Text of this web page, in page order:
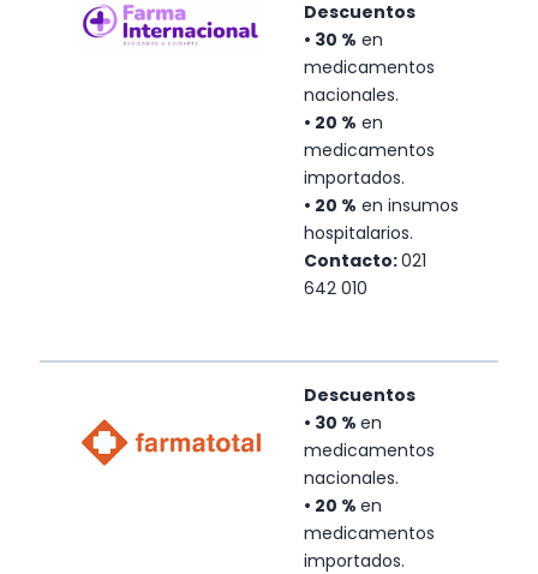
Descuentos
• 30 % en
medicamentos
nacionales.
• 20 % en
medicamentos
importados.
• 20 % en insumos
hospitalarios.
Contacto:021
642 010
Descuentos
• 30 %en
medicamentos
nacionales.
• 20 %en
medicamentos
importados.